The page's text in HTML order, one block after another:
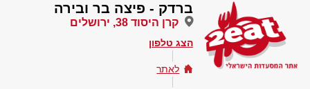
ברדק - פיצה בר ובירה
קרן היסוד 38, ירושלים
הצג טלפון
לאתר